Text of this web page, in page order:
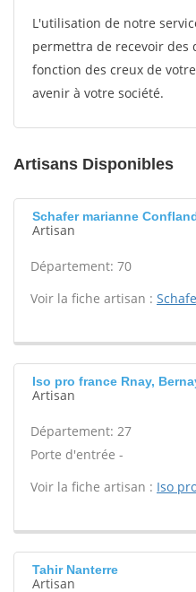
L'utilisation de notre
permettra de recevoir des
fonction des creux de
avenir à votre société.
Artisans Disponibles
Schafer marianne
Artisan
Département: 70
Voir la fiche artisan :
Iso pro france Rnay,
Artisan
Département: 27
Porte d'entrée -
Voir la fiche artisan : Iso
Tahir Nanterre
Artisan